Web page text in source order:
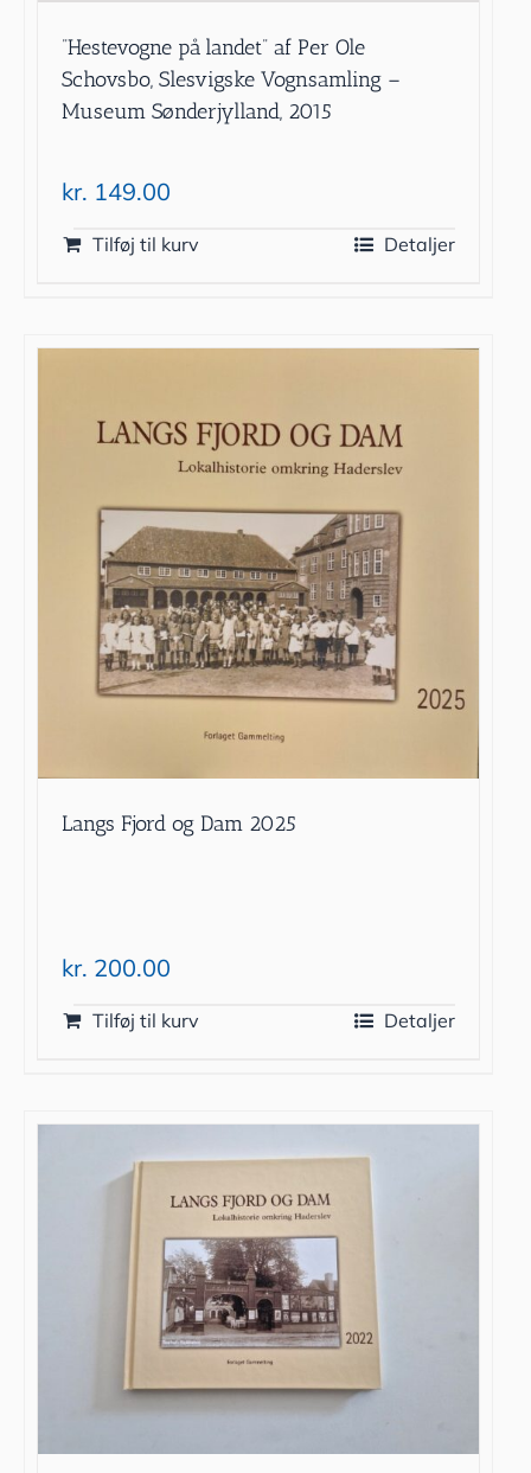
”Hestevogne på landet” af Per Ole
Schovsbo, Slesvigske Vognsamling –
Museum Sønderjylland, 2015
kr. 149.00
Tilføj til kurv Detaljer
Langs Fjord og Dam 2025
kr. 200.00
Tilføj til kurv Detaljer